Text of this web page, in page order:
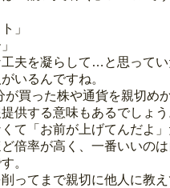
」
夫を凝らして…と思ってい
いるんですね。
買った株や通貨を親切め
供する意味もあるでしょう
て「お前が上げてんだよ」
倍率が高く、一番いいの
。
ってまで親切に他人に教